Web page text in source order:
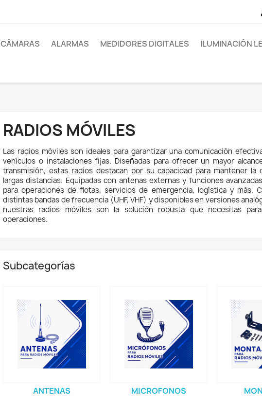
CÁMARAS ALARMAS MEDIDORES DIGITALES ILUMINACIÓN
RADIOS MÓVILES
Las radios móviles son ideales para garantizar una comunicación
vehículos o instalaciones fijas. Diseñadas para ofrecer un mayor
transmisión, estas radios destacan por su capacidad para mantener la
largas distancias. Equipadas con antenas externas y funciones
para operaciones de flotas, servicios de emergencia, logística y más.
distintas bandas de frecuencia (UHF, VHF) y disponibles en versiones
nuestras radios móviles son la solución robusta que necesitas
operaciones.
Subcategorías
ANTENAS MICROFONOS